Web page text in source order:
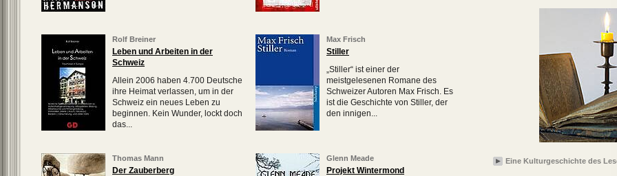
Rolf Breiner
Leben und Arbeiten in der
Schweiz
Allein 2006 haben 4.700 Deutsche
ihre Heimat verlassen, um in der
Schweiz ein neues Leben zu
beginnen. Kein Wunder, lockt doch
das...
Max Frisch
Stiller
„Stiller“ ist einer der
meistgelesenen Romane des
Schweizer Autoren Max Frisch. Es
ist die Geschichte von Stiller, der
den innigen...
Thomas Mann
Der Zauberberg
Glenn Meade
Projekt Wintermond
Eine Kulturgeschichte des